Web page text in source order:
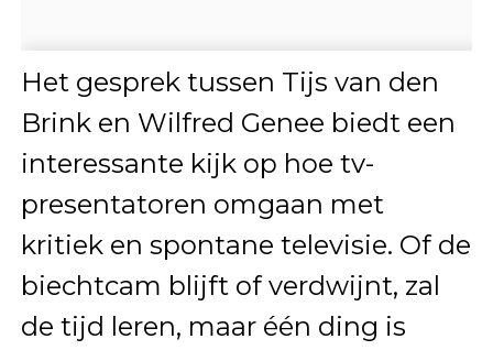
Het gesprek tussen Tijs van den
Brink en Wilfred Genee biedt een
interessante kijk op hoe tv-
presentatoren omgaan met
kritiek en spontane televisie. Of de
biechtcam blijft of verdwijnt, zal
de tijd leren, maar één ding is